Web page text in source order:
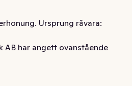
Ursprung råvara:
AB har angett ovanstående